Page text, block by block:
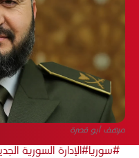
مرهف أبو قصرة
#سوريا#الإدارة السورية